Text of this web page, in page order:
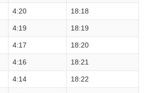
4:20 18:18
4:19 18:19
4:17 18:20
4:16 18:21
4:14 18:22